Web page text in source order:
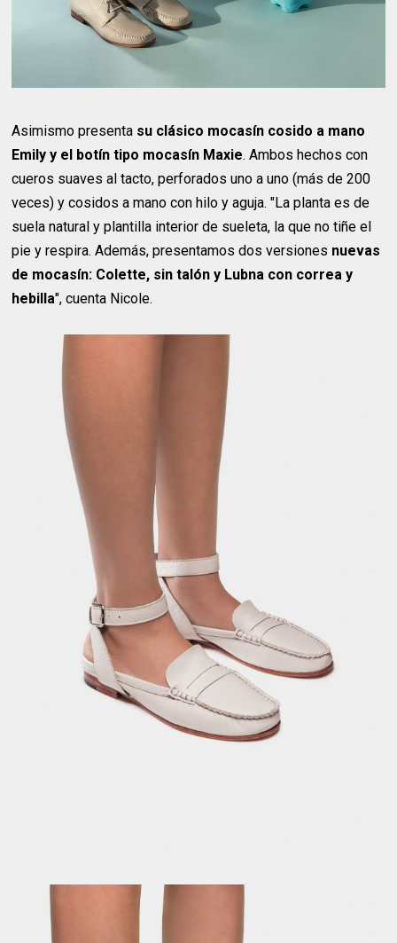
Asimismo presenta su clásico mocasín cosido a mano
Emily y el botín tipo mocasín Maxie. Ambos hechos con
cueros suaves al tacto, perforados uno a uno (más de 200
veces) y cosidos a mano con hilo y aguja. "La planta es de
suela natural y plantilla interior de sueleta, la que no tiñe el
pie y respira. Además, presentamos dos versiones nuevas
de mocasín: Colette, sin talón y Lubna con correa y
hebilla", cuenta Nicole.